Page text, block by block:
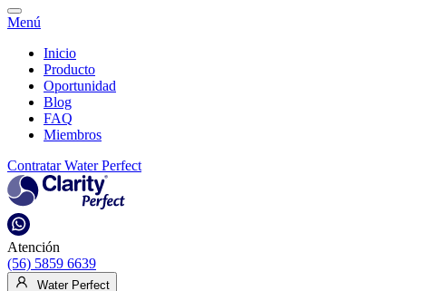
Menú
Inicio
Producto
Oportunidad
Blog
FAQ
Miembros
Contratar Water Perfect
Atención
(56) 5859 6639
Water Perfect